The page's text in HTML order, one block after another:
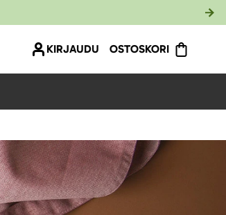
KIRJAUDU OSTOSKORI